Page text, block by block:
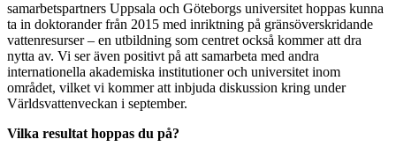
samarbetspartners Uppsala och Göteborgs universitet hoppas kunna
ta in doktorander från 2015 med inriktning på gränsöverskridande
vattenresurser – en utbildning som centret också kommer att dra
nytta av. Vi ser även positivt på att samarbeta med andra
internationella akademiska institutioner och universitet inom
området, vilket vi kommer att inbjuda diskussion kring under
Världsvattenveckan i september.
Vilka resultat hoppas du på?